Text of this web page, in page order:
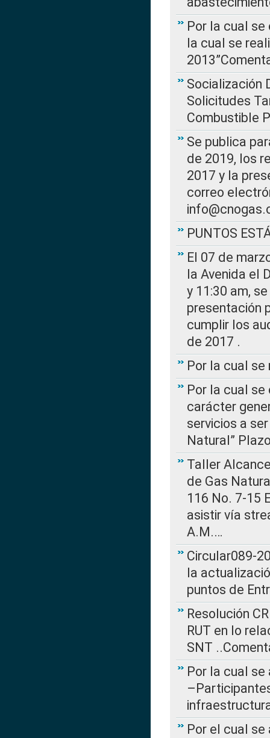
Por la cual se
la cual se
Socialización
Solicitudes
Combustible
Se publica
de 2019, los
2017 y la
correo
PUNTOS
El 07 de
la Avenida el
y 11:30 am,
presentación
cumplir los
de 2017 .
Por la cual se
Por la cual
carácter
servicios a
Natural”
Taller
de Gas
116 No. 7-15
asistir vía
A.M.…
Circular089-
la
puntos de
Resolución
RUT en lo
SNT
Por la cual se
Por el cual